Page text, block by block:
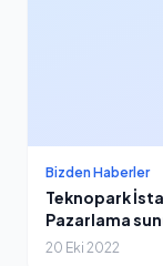
Bizden Haberler
Teknopark
Pazarlama
20 Eki 2022